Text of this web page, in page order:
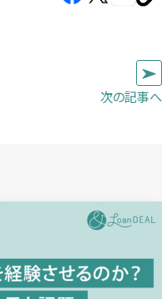
す） す）
で
す）
ー
次の記事へ